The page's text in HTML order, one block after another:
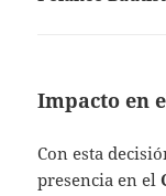
Impacto en
Con esta
presencia en el